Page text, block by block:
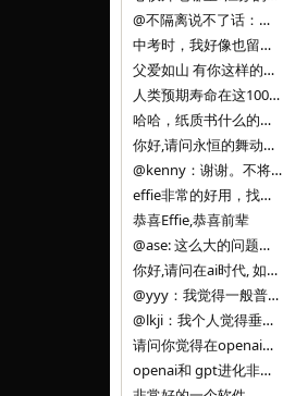
@不隔离说不了话：确实，一晃三年。
中考时，我好像也留言过的，可乐好像和我们考得差不多。 一晃三年，我们江苏24年，物化生612分，女孩。 其实高考只是长跑的
父爱如山 有你这样的父亲做后盾，可乐未来的路一定会走得踏实又精彩
人类预期寿命在这100年，每2-3年增长一岁，到你们这一代大概率能到100岁，46岁还是正当年,可能不是八九点中的太阳了，但还是1
哈哈，纸质书什么的目前没有打算和计划，微信读书我不太熟悉，研究看看。目前，我只发在自己博客和起点上。关于小说内容方面，谢谢你的建议
你好,请问永恒的舞动什么时候可以出版纸质书,或者登陆微信读书.另外小说内容能不能更大气一些,不要只是局限于与一对男女的爱情和ai安
@kenny：谢谢。不将GIF显示为动图，主要是考虑到Effie本身的“极简、无干扰”的设计哲学，动图无疑是“干扰”之一。
effie非常的好用，找了很多年，终于找到这款，已经推荐给身边不少朋友使用和付费。有个小建议，文档里面是否可以增加gif的动图显示
恭喜Effie,恭喜前辈
@ase: 这么大的问题，我觉得我并没有答案。又或者说，每个人（公司）有自己的答案。
你好,请问在ai时代, 如何做软件. 是像以前那样,先构建软件的功能界面和服务,比如Office,嘀嘀打车,airbnb那样的界面
@yyy：我觉得一般普通人（非技术类以及非AI专业领域的人）会接触到的大语言模型肯定是大厂的超级模型。开源模型以后会更多被用在垂直
@lkji：我个人觉得垂直模型会自成一条发展线路的。AI 落地实际应用，一定还是垂直领域会更多。只是，垂直领域每个领域都不大，所以
请问你觉得在openai大语言模型一日千里的情况下，人们还需要去了解学习理解使用开源模型吗，还是说只需要使用openai的大语言模
openai和 gpt进化非常快， 还有垂直模型的机会吗